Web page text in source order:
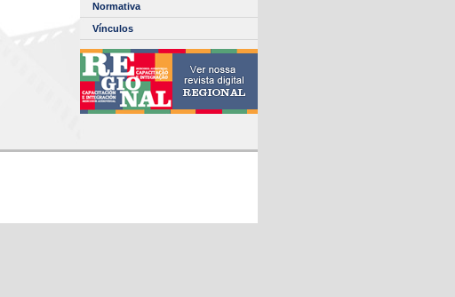
Normativa
Vínculos